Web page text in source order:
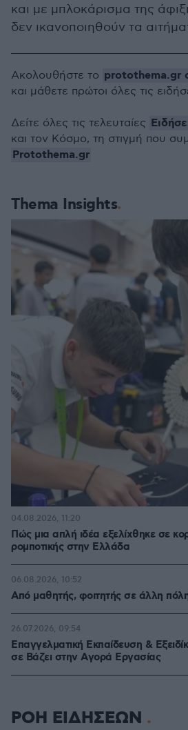
και με μπλοκάρισμα της
δεν ικανοποιηθούν τα
Thema Insights
Πώς μια απλή ιδέα εξελίχθηκε σε
ρομποτικής στην Ελλάδα
04.08.2026, 11:20
Από μαθητής, φοιτητής σε άλλη
06.08.2026, 10:52
Επαγγελματική Εκπαίδευση &
σε Bάζει στην Aγορά Eργασίας
26.07.2026, 09:54
Ακολουθήστε το protothema.gr
και μάθετε πρώτοι όλες τις
Δείτε όλες τις τελευταίες
και τον Κόσμο, τη στιγμή που
Protothema.gr
ΡΟΗ ΕΙΔΗΣΕΩΝ